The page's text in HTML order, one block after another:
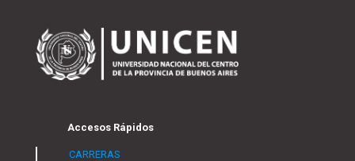
Accesos Rápidos
CARRERAS